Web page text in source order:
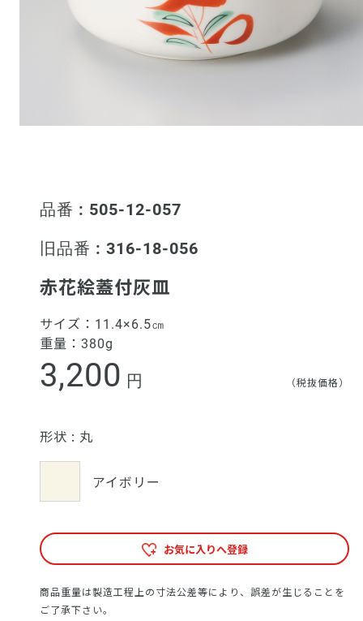
品番 : 505-12-057
旧品番 : 316-18-056
赤花絵蓋付灰皿
サイズ： 11.4×6.5㎝
重量： 380g
3,200 円 （税抜価格）
形状 : 丸
アイボリー
お気に入りへ登録
商品重量は製造工程上の寸法公差等により、誤差が生じることを
ご了承下さい。